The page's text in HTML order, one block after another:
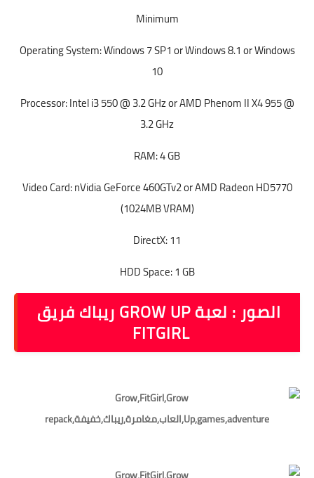
Minimum
Operating System: Windows 7 SP1 or Windows 8.1 or Windows
10
Processor: Intel i3 550 @ 3.2 GHz or AMD Phenom II X4 955 @
3.2 GHz
RAM: 4 GB
Video Card: nVidia GeForce 460GTv2 or AMD Radeon HD5770
(1024MB VRAM)
DirectX: 11
HDD Space: 1 GB
الصور : لعبة GROW UP ريباك فريق
FITGIRL